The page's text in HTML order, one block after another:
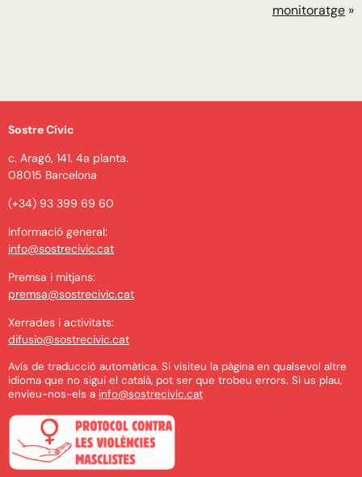
monitoratge »
Sostre Cívic
c. Aragó, 141. 4a planta.
08015 Barcelona
(+34) 93 399 69 60
Informació general:
info@sostrecivic.cat
Premsa i mitjans:
premsa@sostrecivic.cat
Xerrades i activitats:
difusio@sostrecivic.cat
Avís de traducció automàtica. Si visiteu la pàgina en qualsevol altre
idioma que no sigui el català, pot ser que trobeu errors. Si us plau,
envieu-nos-els a info@sostrecivic.cat